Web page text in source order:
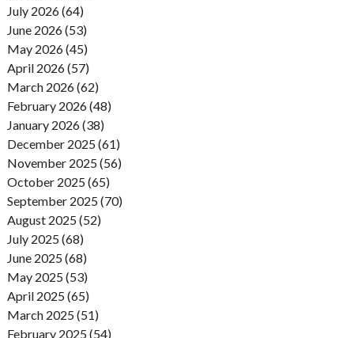
July 2026 (64)
June 2026 (53)
May 2026 (45)
April 2026 (57)
March 2026 (62)
February 2026 (48)
January 2026 (38)
December 2025 (61)
November 2025 (56)
October 2025 (65)
September 2025 (70)
August 2025 (52)
July 2025 (68)
June 2025 (68)
May 2025 (53)
April 2025 (65)
March 2025 (51)
February 2025 (54)